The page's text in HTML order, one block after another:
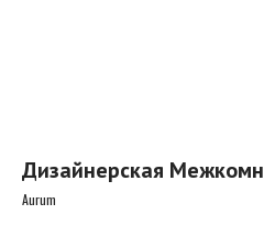
Дизайнерская
Aurum